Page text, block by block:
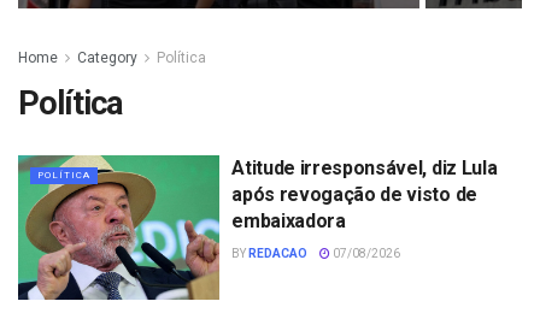
Home Category Política
Política
POLÍTICA
Atitude irresponsável, diz Lula
após revogação de visto de
embaixadora
BY REDACAO 07/08/2026